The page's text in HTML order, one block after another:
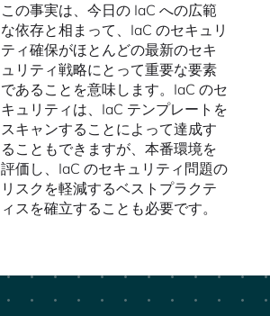
この事実は、今日の IaC への広範
な依存と相まって、IaC のセキュリ
ティ確保がほとんどの最新のセキ
ュリティ戦略にとって重要な要素
であることを意味します。IaC のセ
キュリティは、IaC テンプレートを
スキャンすることによって達成す
ることもできますが、本番環境を
評価し、IaC のセキュリティ問題の
リスクを軽減するベストプラクテ
ィスを確立することも必要です。